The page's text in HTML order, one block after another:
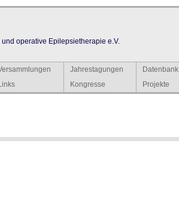
operative Epilepsietherapie e.V.
Jahrestagungen Datenbank
Kongresse Projekte